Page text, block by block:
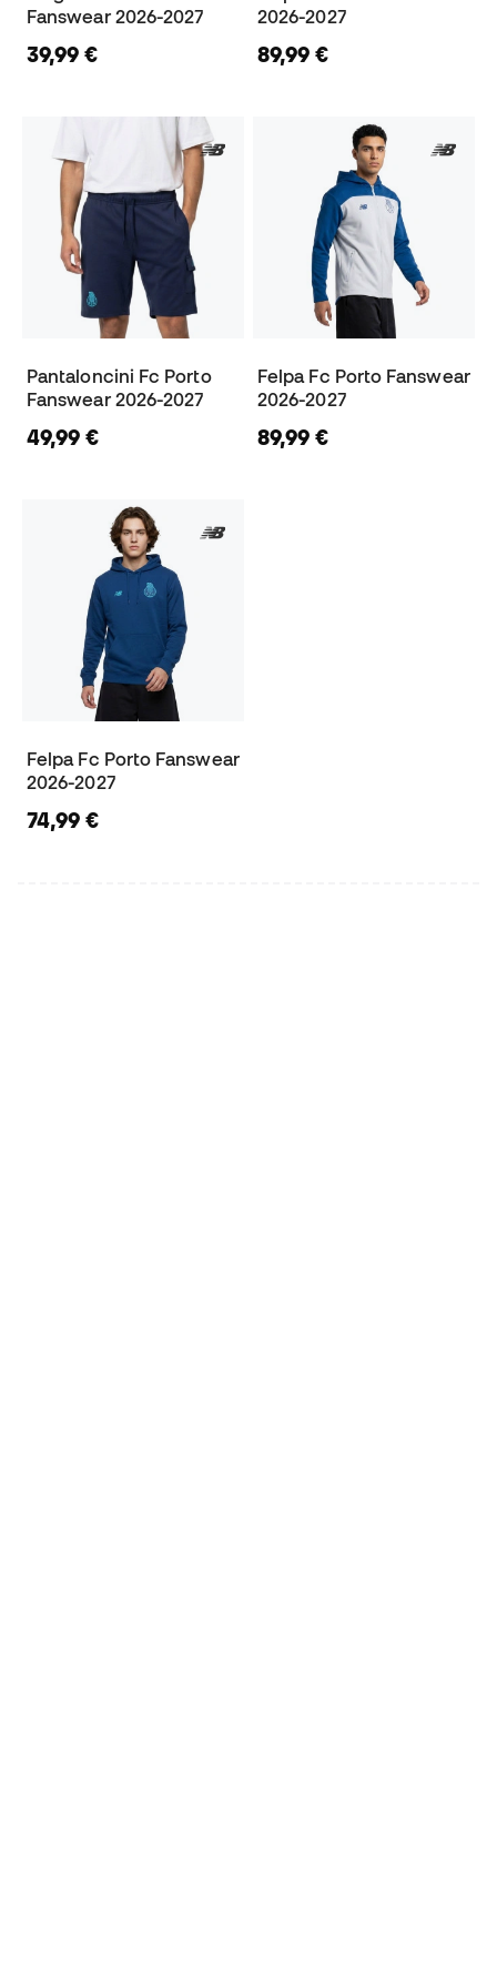
Fanswear 2026-2027
39,99 €
2026-2027
89,99 €
Pantaloncini Fc Porto
Fanswear 2026-2027
49,99 €
Felpa Fc Porto Fanswear
2026-2027
89,99 €
Felpa Fc Porto Fanswear
2026-2027
74,99 €